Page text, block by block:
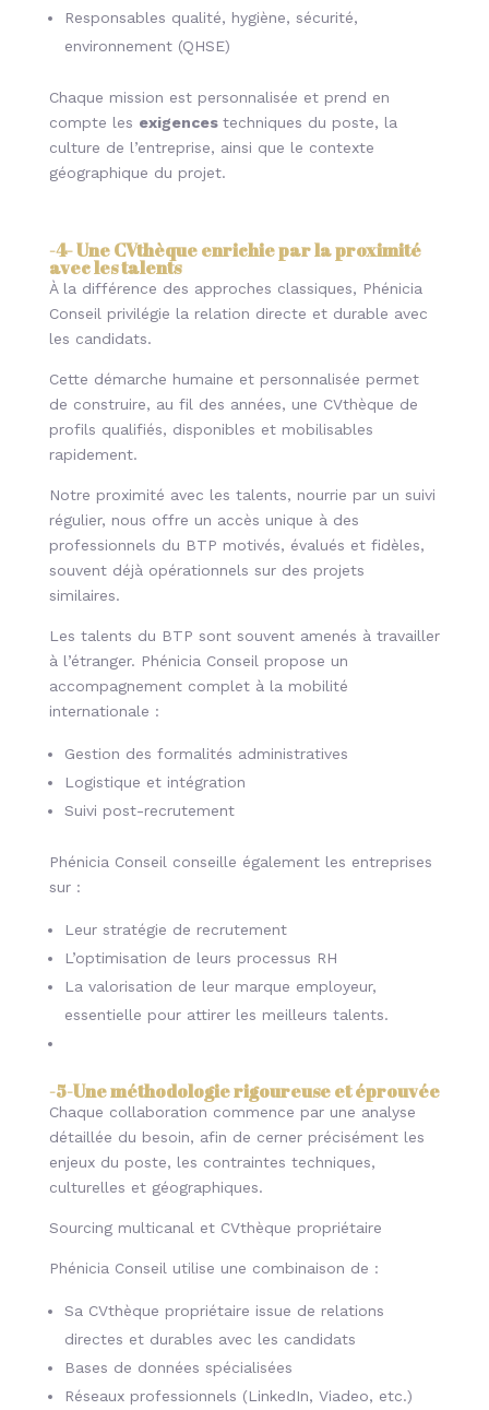
Responsables qualité, hygiène, sécurité,
environnement (QHSE)
Chaque mission est personnalisée et prend en
compte les exigences techniques du poste, la
culture de l’entreprise, ainsi que le contexte
géographique du projet.
-4-Une CVthèque enrichie par la proximité
avec les talents
À la différence des approches classiques, Phénicia
Conseil privilégie la relation directe et durable avec
les candidats.
Cette démarche humaine et personnalisée permet
de construire, au fil des années, une CVthèque de
profils qualifiés, disponibles et mobilisables
rapidement.
Notre proximité avec les talents, nourrie par un suivi
régulier, nous offre un accès unique à des
professionnels du BTP motivés, évalués et fidèles,
souvent déjà opérationnels sur des projets
similaires.
Les talents du BTP sont souvent amenés à travailler
à l’étranger. Phénicia Conseil propose un
accompagnement complet à la mobilité
internationale :
Gestion des formalités administratives
Logistique et intégration
Suivi post-recrutement
Phénicia Conseil conseille également les entreprises
sur :
Leur stratégie de recrutement
L’optimisation de leurs processus RH
La valorisation de leur marque employeur,
essentielle pour attirer les meilleurs talents.
-5-Une méthodologie rigoureuse et éprouvée
Chaque collaboration commence par une analyse
détaillée du besoin, afin de cerner précisément les
enjeux du poste, les contraintes techniques,
culturelles et géographiques.
Sourcing multicanal et CVthèque propriétaire
Phénicia Conseil utilise une combinaison de :
Sa CVthèque propriétaire issue de relations
directes et durables avec les candidats
Bases de données spécialisées
Réseaux professionnels (LinkedIn, Viadeo, etc.)